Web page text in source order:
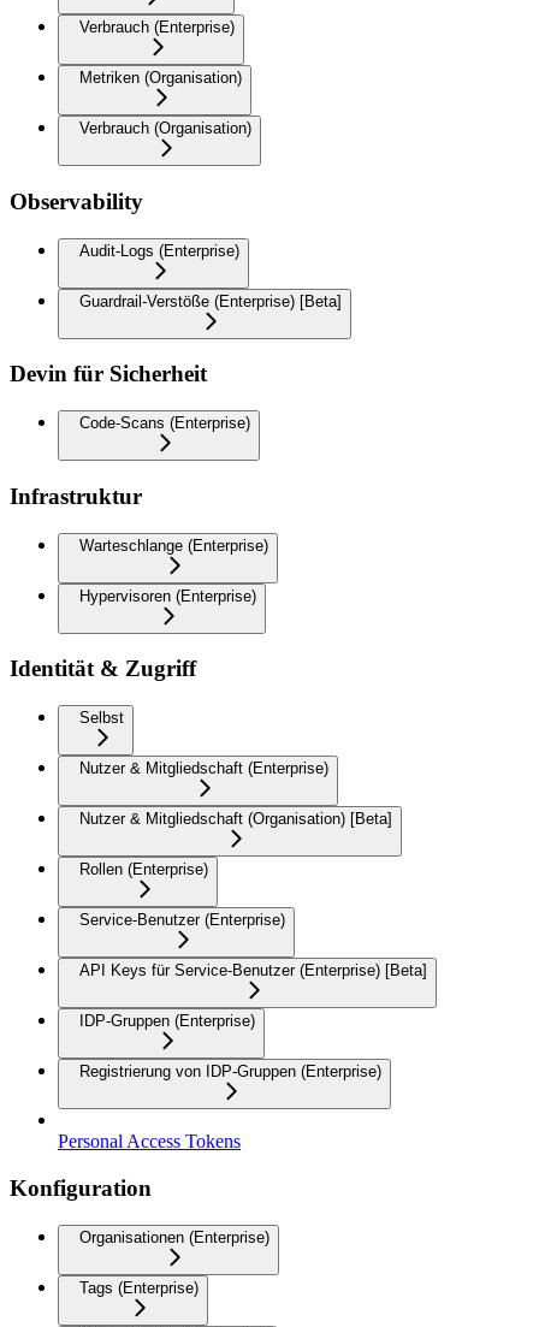
Verbrauch (Enterprise)
Metriken (Organisation)
Verbrauch (Organisation)
Observability
Audit-Logs (Enterprise)
Guardrail-Verstöße (Enterprise) [Beta]
Devin für Sicherheit
Code-Scans (Enterprise)
Infrastruktur
Warteschlange (Enterprise)
Hypervisoren (Enterprise)
Identität & Zugriff
Selbst
Nutzer & Mitgliedschaft (Enterprise)
Nutzer & Mitgliedschaft (Organisation) [Beta]
Rollen (Enterprise)
Service-Benutzer (Enterprise)
API Keys für Service-Benutzer (Enterprise) [Beta]
IDP-Gruppen (Enterprise)
Registrierung von IDP-Gruppen (Enterprise)
Personal Access Tokens
Konfiguration
Organisationen (Enterprise)
Tags (Enterprise)